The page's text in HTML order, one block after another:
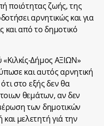
ποιότητας ζωής, της
αρνητικώς και για
και από το δημοτικό
Δήμος ΑΞΙΩΝ»
και αυτός αρνητική
στο εξής δεν θα
θεμάτων, αν δεν
των δημοτικών
μελετητή γιά την